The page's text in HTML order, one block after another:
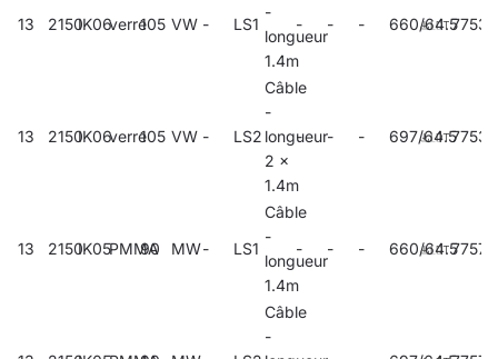
13 2150IK06verre105 VW - LS1
-
longueur
1.4m
- - - 660/64.5
13 2150IK06verre105 VW - LS2
Câble
-
longueur
2 x
1.4m
- - - 697/64.5
13 2150IK05PMMA
90 MW- LS1
Câble
-
longueur
1.4m
- - - 660/64.5
Câble
-